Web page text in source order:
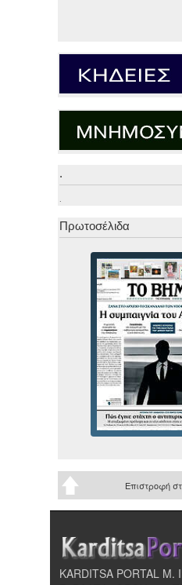
.
.
Πρωτοσέλιδα
Επιστροφή
KARDITSA PORTAL Μ.